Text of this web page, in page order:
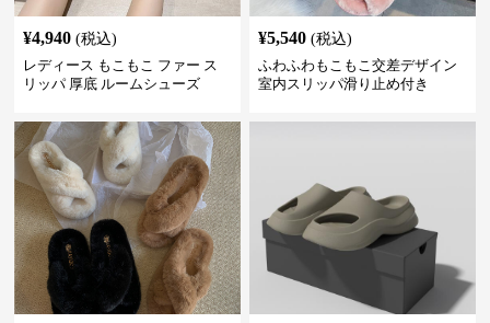
¥4,940 (税込)
レディース もこもこ ファー ス
リッパ 厚底 ルームシューズ
¥5,540 (税込)
ふわふわもこもこ交差デザイン
室内スリッパ滑り止め付き